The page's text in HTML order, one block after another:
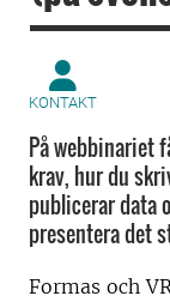
KONTAKT
På webbinariet
krav, hur du
publicerar data
presentera det
Formas och